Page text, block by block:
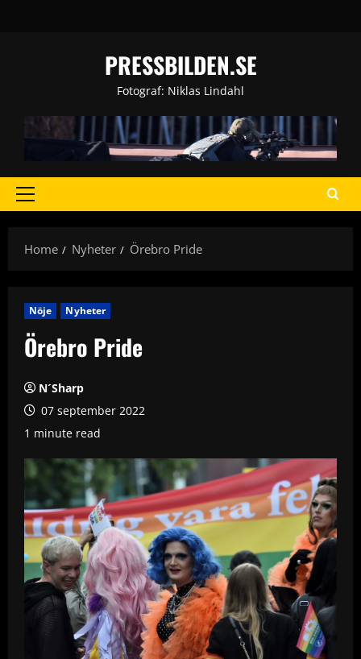
PRESSBILDEN.SE
Fotograf: Niklas Lindahl
Primary
Home
Nyheter Örebro Pride
Nöje Nyheter
Örebro Pride
N´Sharp
07 september 2022
1 minute read